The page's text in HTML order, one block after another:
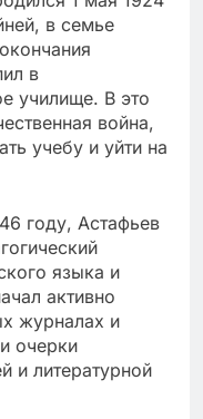
в семье
в
училище. В это
война,
учебу и уйти на
году, Астафьев
языка и
активно
журналах и
очерки
и литературной